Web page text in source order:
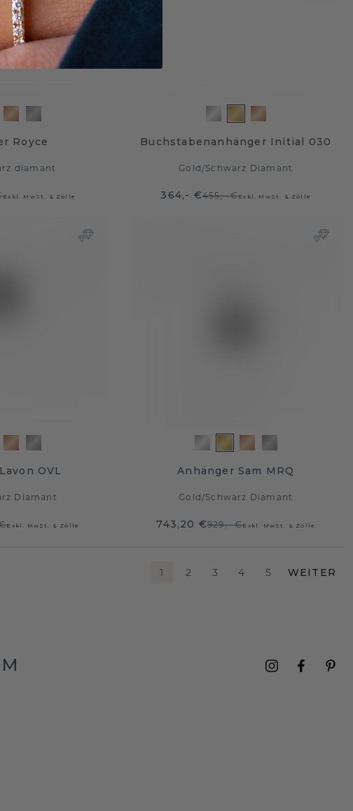
Royce
diamant
Exkl. MwSt. & Zölle
Buchstabenanhänger Initial 030
Gold/Schwarz Diamant
364,- €455,- €Exkl. MwSt. & Zölle
OVL
Diamant
Exkl. MwSt. & Zölle
Anhänger Sam MRQ
Gold /Schwarz Diamant
743,20 €929,- €Exkl. MwSt. & Zölle
1 2 3 4 5 WEITER